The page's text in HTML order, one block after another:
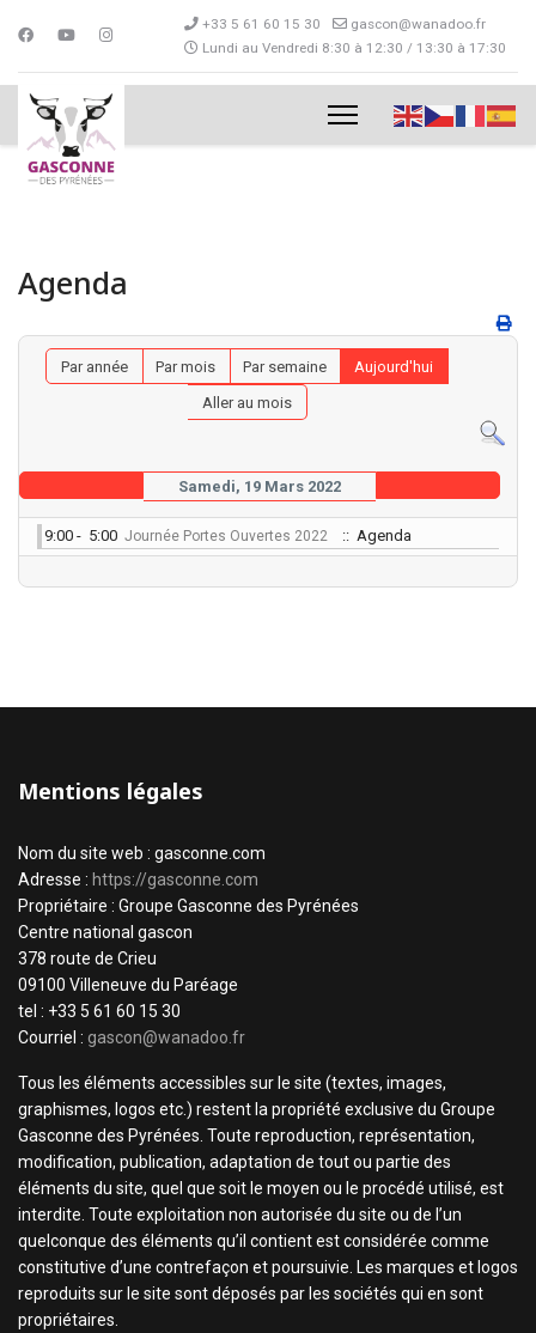
+33 5 61 60 15 30
gascon@wanadoo.fr
Lundi au Vendredi 8:30 à 12:30 / 13:30 à 17:30
Agenda
Par année Par mois Par semaine
Aujourd'hui
Aller au mois
Samedi, 19 Mars 2022
9:00 - 5:00 Journée Portes Ouvertes 2022 :: Agenda
Mentions légales
Nom du site web : gasconne.com
Adresse : https://gasconne.com
Propriétaire : Groupe Gasconne des Pyrénées
Centre national gascon
378 route de Crieu
09100 Villeneuve du Paréage
tel : +33 5 61 60 15 30
Courriel : gascon@wanadoo.fr
Tous les éléments accessibles sur le site (textes, images,
graphismes, logos etc.) restent la propriété exclusive du Groupe
Gasconne des Pyrénées. Toute reproduction, représentation,
modification, publication, adaptation de tout ou partie des
éléments du site, quel que soit le moyen ou le procédé utilisé, est
interdite. Toute exploitation non autorisée du site ou de l’un
quelconque des éléments qu’il contient est considérée comme
constitutive d’une contrefaçon et poursuivie. Les marques et logos
reproduits sur le site sont déposés par les sociétés qui en sont
propriétaires.